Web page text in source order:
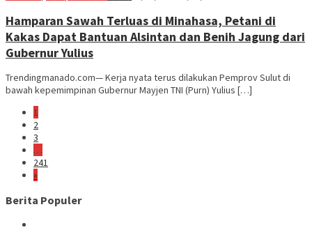
Hamparan Sawah Terluas di Minahasa, Petani di
Kakas Dapat Bantuan Alsintan dan Benih Jagung dari
Gubernur Yulius
Trendingmanado.com— Kerja nyata terus dilakukan Pemprov Sulut di
bawah kepemimpinan Gubernur Mayjen TNI (Purn) Yulius […]
1
2
3
…
241
»
Berita Populer